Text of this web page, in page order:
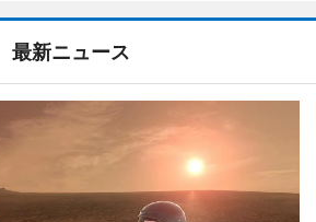
最新ニュース